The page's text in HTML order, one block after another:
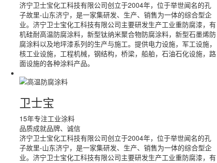
济宁卫士宝化工科技有限公司创立于2004年，位于举世闻名的孔
子故里-山东济宁，是一家集研发、生产、销售为一体的综合型企
业。济宁卫士宝化工科技有限公司主要研发生产工业重防腐漆，有
机硅耐高温防腐涂料，新型钛纳米聚合物防腐涂料，新型石墨烯防
腐涂料以及地坪漆系列的生产与施工。提供电力设施，军工设施，
核工业设施，工程机械，钢结构，桥梁，船舶，石油石化设施，路
面设施的各种涂料产品。
卫士宝
15年专注工业涂料
品质成就品牌、诚信
济宁卫士宝化工科技有限公司创立于2004年，位于举世闻名的孔
子故里-山东济宁，是一家集研发、生产、销售为一体的综合型企
业。济宁卫士宝化工科技有限公司主要研发生产工业重防腐漆，有